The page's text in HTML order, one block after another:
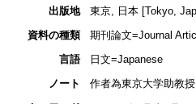
出版地
東京, 日本 [Tokyo,
資料の種類
期刊論文=Journal
言語
日文=Japanese
ノート
作者為東京大学助教授